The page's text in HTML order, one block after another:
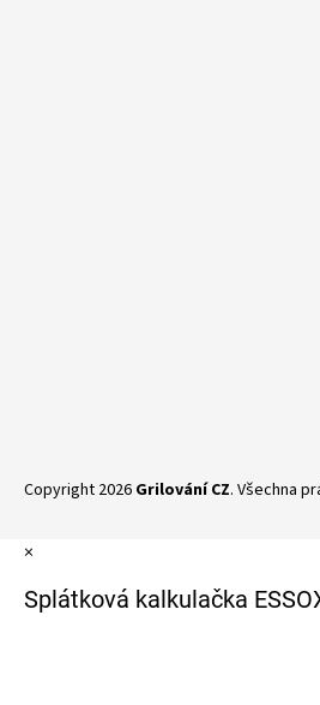
Copyright 2026 Grilování CZ. Všechna
×
Splátková kalkulačka